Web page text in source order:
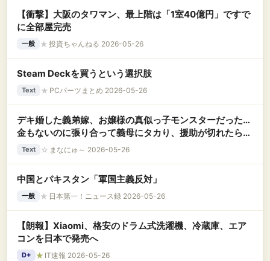
【衝撃】大阪のタワマン、最上階は「1室40億円」ですで
に全部屋完売
一般 ★ 投資ちゃんねる 2026-05-26
Steam Deckを買うという選択肢
Text ★ PCパーツまとめ 2026-05-26
デキ婚した義弟嫁、お嬢様の真似っ子モンスターだった…
金もないのに張り合って義母にタカり、援助が切れたら我
が家にロックオンしてきた←庶民が社長令嬢に勝てるわけ
Text ☆ まなにゅ～ 2026-05-26
中国とパキスタン「軍国主義反対」
一般 ★ 日本第一！ニュース録 2026-05-26
【朗報】Xiaomi、格安のドラム式洗濯機、冷蔵庫、エア
コンを日本で発売へ
D+ ★ IT速報 2026-05-26